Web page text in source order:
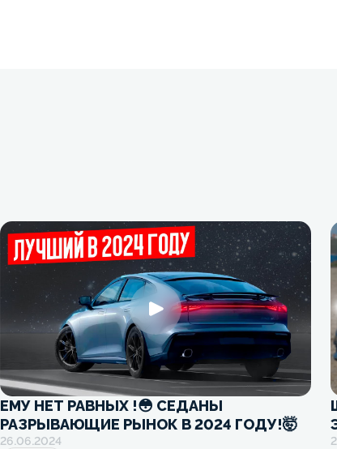
ЕМУ НЕТ РАВНЫХ !😳 СЕДАНЫ
РАЗРЫВАЮЩИЕ РЫНОК В 2024 ГОДУ!🤯
ЛУЧШЕ ЕЩЕ НЕ ПРИДУМАЛИ! Топ 5 авто
26.06.2024